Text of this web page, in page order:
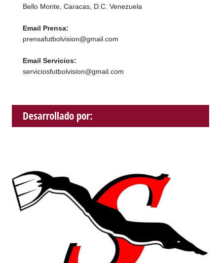
Bello Monte, Caracas, D.C. Venezuela
Email Prensa:
prensafutbolvision@gmail.com
Email Servicios:
serviciosfutbolvision@gmail.com
Desarrollado por: